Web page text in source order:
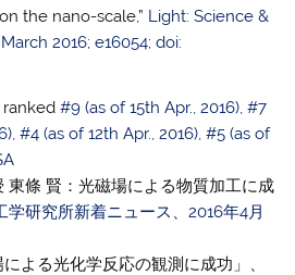
the nano-scale,” Light: Science &
2016; e16054; doi:
ranked #9 (as of 15th Apr., 2016), #7
#4 (as of 12th Apr., 2016), #5 (as of
東條 賢：光磁場による物質加工に成
学研究所新着ニュース、2016年4月
による光化学反応の観測に成功」、